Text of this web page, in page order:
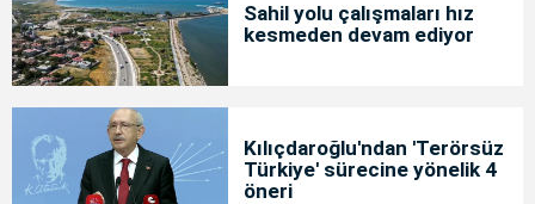
Sahil yolu çalışmaları hız
kesmeden devam ediyor
Kılıçdaroğlu'ndan 'Terörsüz
Türkiye' sürecine yönelik 4
öneri